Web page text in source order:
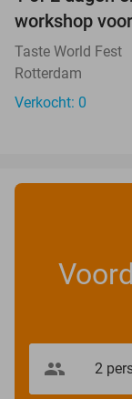
TODAY
workshop
Taste World Fest
Rotterdam
Verkocht: 0